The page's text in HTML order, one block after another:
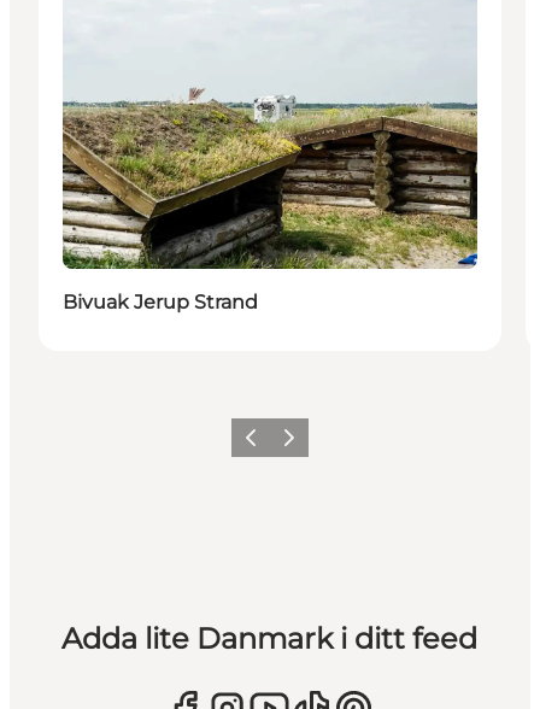
Bivuak Jerup Strand
Föregående
Nästa
Adda lite Danmark i ditt feed